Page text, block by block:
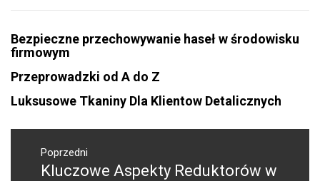
Bezpieczne przechowywanie haseł w środowisku
firmowym
Przeprowadzki od A do Z
Luksusowe Tkaniny Dla Klientow Detalicznych
Nawigacja
wpisuPoprzedni
Poprzedni
Kluczowe Aspekty Reduktorów w